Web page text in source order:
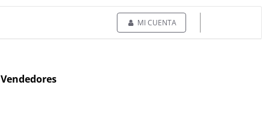
MI CUENTA
Vendedores